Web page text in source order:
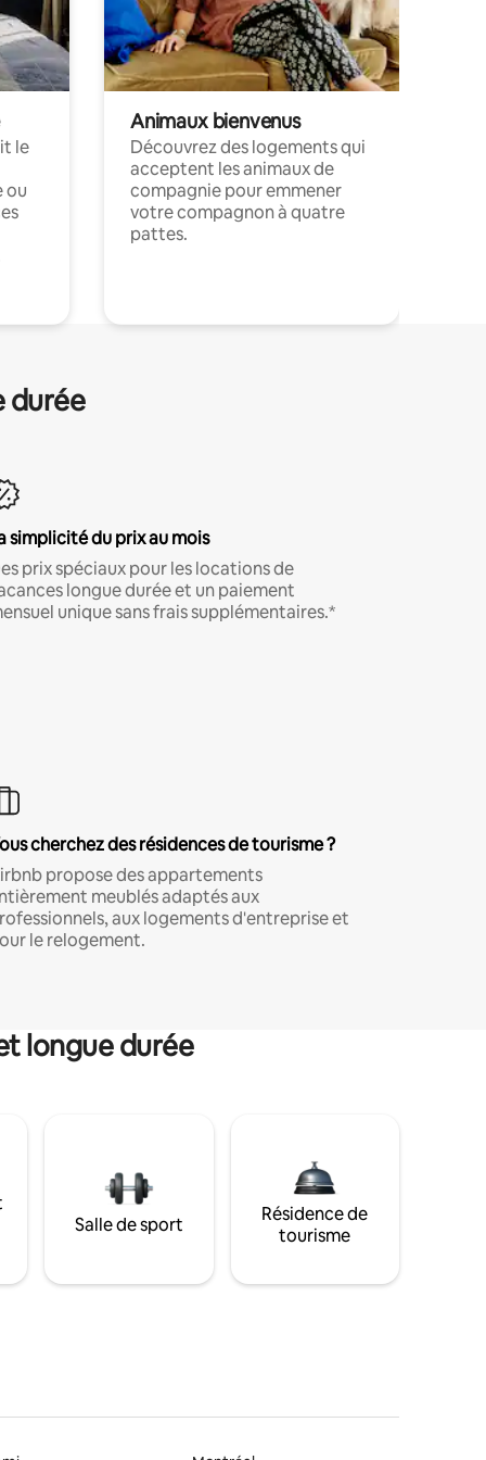
le
ou
Animaux bienvenus
Découvrez des logements qui
acceptent les animaux de
compagnie pour emmener
votre compagnon à quatre
pattes.
durée
simplicité du prix au mois
prix spéciaux pour les locations de
longue durée et un paiement
unique sans frais supplémentaires.*
cherchez des résidences de tourisme ?
propose des appartements
meublés adaptés aux
aux logements d'entreprise et
le relogement.
longue durée
Salle de sport
Résidence de
tourisme